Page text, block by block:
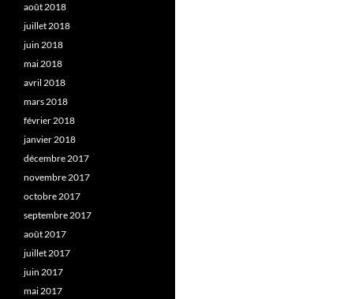
août 2018
juillet 2018
juin 2018
mai 2018
avril 2018
mars 2018
février 2018
janvier 2018
décembre 2017
novembre 2017
octobre 2017
septembre 2017
août 2017
juillet 2017
juin 2017
mai 2017